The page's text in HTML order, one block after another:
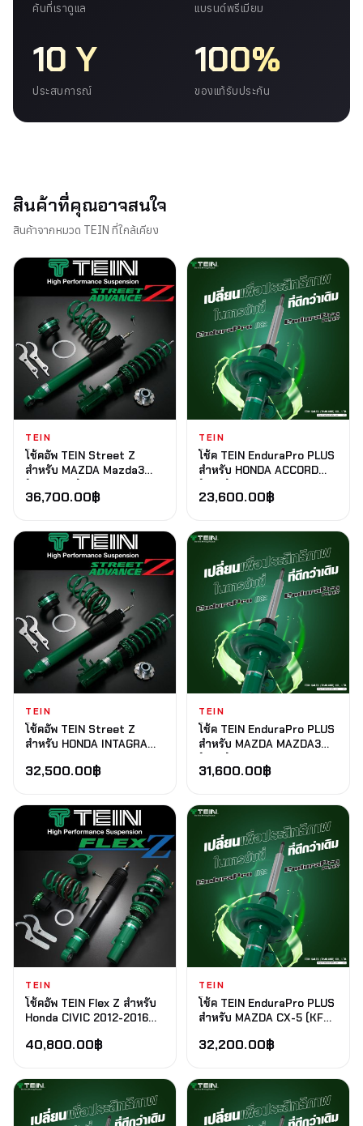
คันที่เราดูแล แบรนด์พรีเมียม
10 Y
ประสบการณ์
100%
ของแท้รับประกัน
สินค้าที่คุณอาจสนใจ
สินค้าจากหมวด TEIN ที่ใกล้เคียง
TEIN
โช้คอัพ TEIN Street Z
สำหรับ MAZDA Mazda3
FWD
36,700.00฿
TEIN
โช้ค TEIN EnduraPro PLUS
สำหรับ HONDA ACCORD
23,600.00฿
TEIN
โช้คอัพ TEIN Street Z
สำหรับ HONDA INTAGRA
FWD
32,500.00฿
TEIN
โช้ค TEIN EnduraPro PLUS
สำหรับ MAZDA MAZDA3
31,600.00฿
TEIN
โช้คอัพ TEIN Flex Z สำหรับ
Honda CIVIC 2012-2016
40,800.00฿
TEIN
โช้ค TEIN EnduraPro PLUS
สำหรับ MAZDA CX-5 (KF#)
32,200.00฿